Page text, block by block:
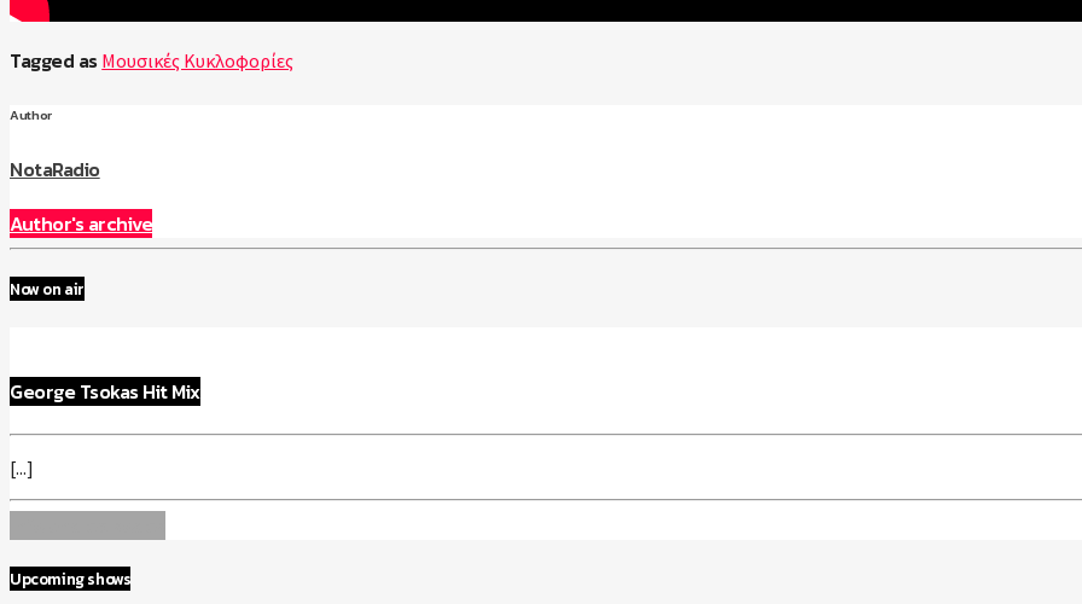
Tagged as Μουσικές Κυκλοφορίες
Author
NotaRadio
Author's archive
Now on air
George Tsokas Hit Mix
[...]
Upcoming shows